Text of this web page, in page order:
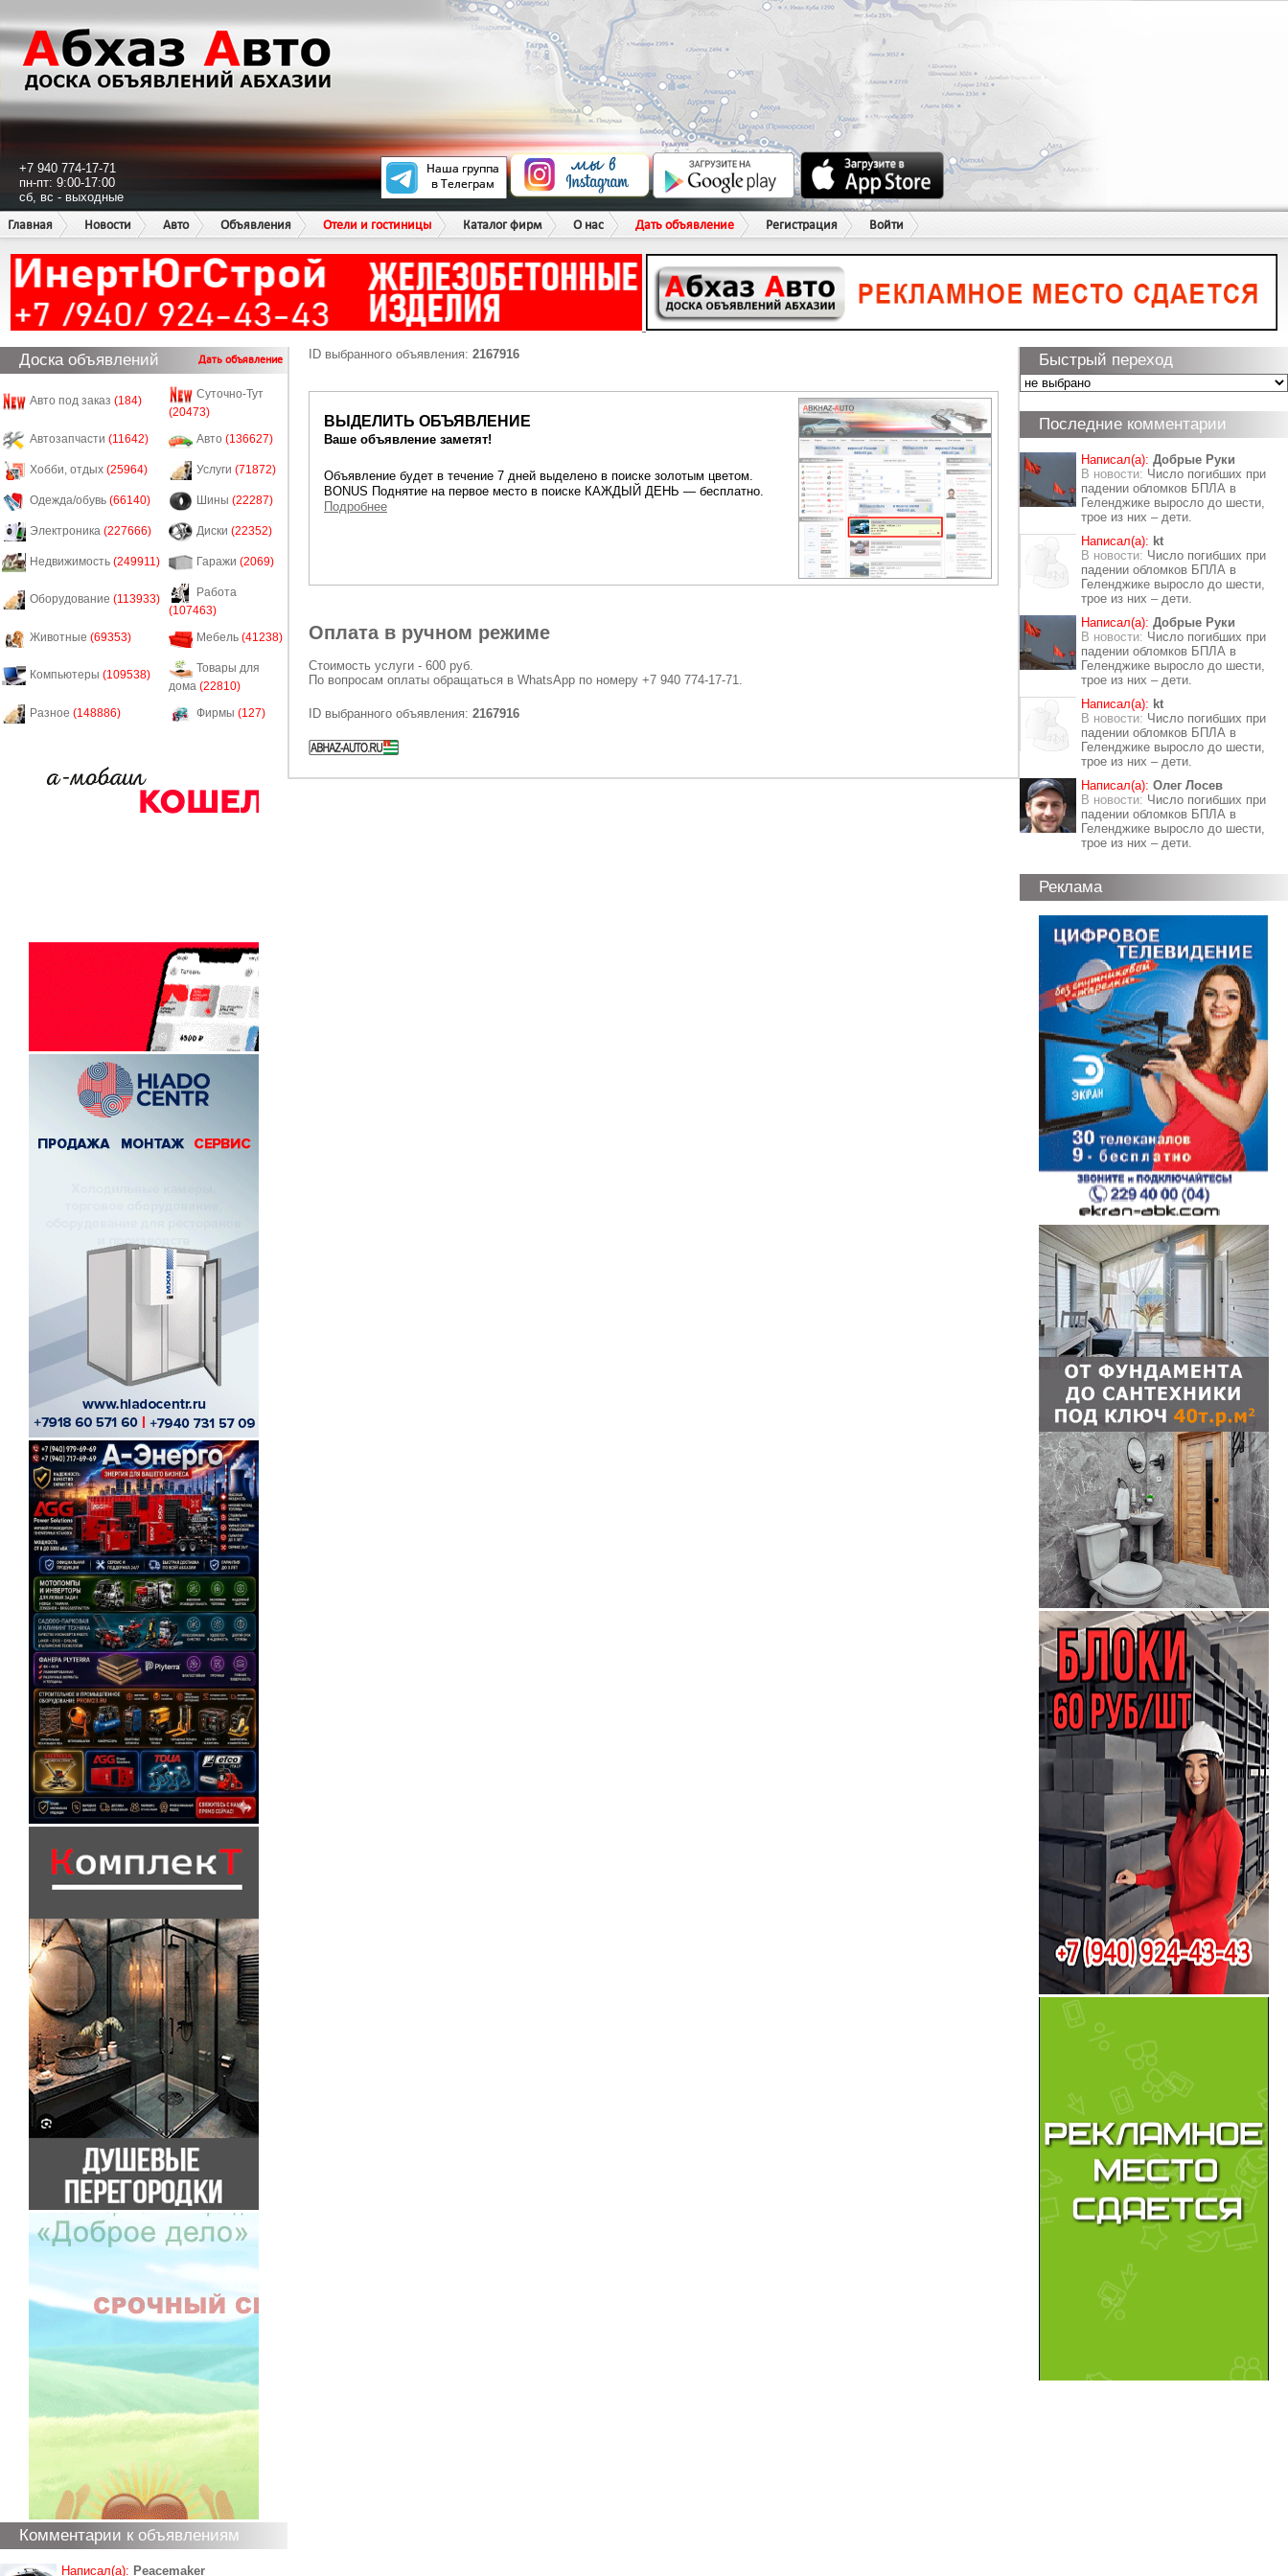
+7 940 774-17-71
пн-пт: 9:00-17:00
сб, вс - выходные
Главная
Новости Авто Объявления Отели и гостиницы Каталог фирм О нас Дать объявление Регистрация Войти
Доска объявлений Дать объявление
Авто под заказ (184)
Суточно-Тут
(20473)
Автозапчасти (11642) Авто (136627)
Хобби, отдых (25964) Услуги (71872)
Одежда/обувь (66140) Шины (22287)
Электроника (227666) Диски (22352)
Недвижимость (249911) Гаражи (2069)
Оборудование (113933)
Работа
(107463)
Животные (69353) Мебель (41238)
Компьютеры (109538)
Товары для
дома (22810)
Разное (148886) Фирмы (127)
Комментарии к объявлениям
Написал(а): Peacemaker
ID выбранного объявления: 2167916
ВЫДЕЛИТЬ ОБЪЯВЛЕНИЕ
Ваше объявление заметят!
Объявление будет в течение 7 дней выделено в поиске золотым цветом.
BONUS Поднятие на первое место в поиске КАЖДЫЙ ДЕНЬ — бесплатно.
Подробнее
Оплата в ручном режиме
Стоимость услуги - 600 руб.
По вопросам оплаты обращаться в WhatsApp по номеру +7 940 774-17-71.
ID выбранного объявления: 2167916
Быстрый переход
Последние комментарии
Написал(а): Добрые Руки
В новости: Число погибших при
падении обломков БПЛА в
Геленджике выросло до шести,
трое из них – дети.
Написал(а): kt
В новости: Число погибших при
падении обломков БПЛА в
Геленджике выросло до шести,
трое из них – дети.
Написал(а): Добрые Руки
В новости: Число погибших при
падении обломков БПЛА в
Геленджике выросло до шести,
трое из них – дети.
Написал(а): kt
В новости: Число погибших при
падении обломков БПЛА в
Геленджике выросло до шести,
трое из них – дети.
Написал(а): Олег Лосев
В новости: Число погибших при
падении обломков БПЛА в
Геленджике выросло до шести,
трое из них – дети.
Реклама